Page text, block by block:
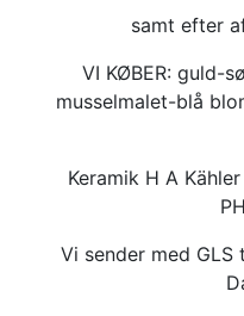
samt efter
VI KØBER: guld-
musselmalet-blå
Keramik H A
Vi sender med